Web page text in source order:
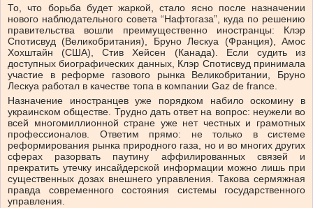
То, что борьба будет жаркой, стало ясно после назначении
нового наблюдательного совета “Нафтогаза”, куда по решению
правительства вошли преимущественно иностранцы: Клэр
Спотисвуд (Великобритания), Бруно Лескуа (Франция), Амос
Хохштайн (США), Стив Хейсен (Канада). Если судить из
доступных биографических данных, Клэр Спотисвуд принимала
участие в реформе газового рынка Великобритании, Бруно
Лескуа работал в качестве топа в компании Gaz de france.
Назначение иностранцев уже порядком набило оскомину в
украинском обществе. Трудно дать ответ на вопрос: неужели во
всей многомиллионной стране уже нет честных и грамотных
профессионалов. Ответим прямо: не только в системе
реформирования рынка природного газа, но и во многих других
сферах разорвать паутину аффилированных связей и
прекратить утечку инсайдерской информации можно лишь при
существенных дозах внешнего управления. Такова сермяжная
правда современного состояния системы государственного
управления.